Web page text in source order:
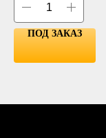
RED
ICE BLUE
ПОД ЗАКАЗ